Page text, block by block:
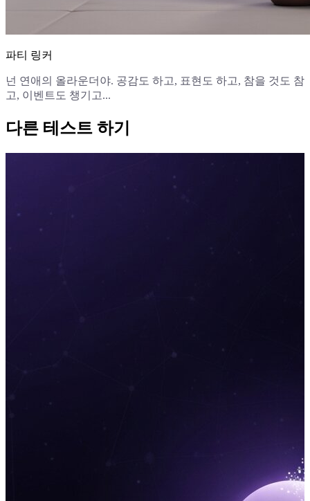
파티 링커
넌 연애의 올라운더야. 공감도 하고, 표현도 하고, 참을 것도 참
고, 이벤트도 챙기고...
다른 테스트 하기